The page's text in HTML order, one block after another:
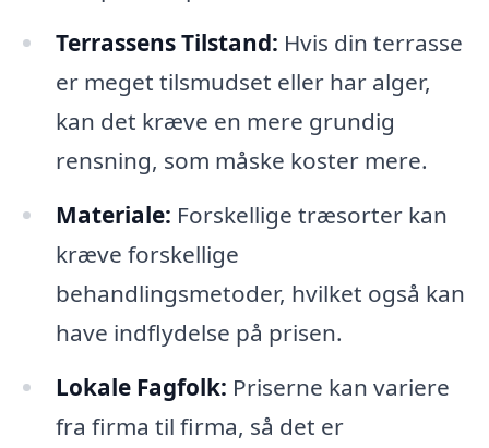
Terrassens Tilstand: Hvis din terrasse
er meget tilsmudset eller har alger,
kan det kræve en mere grundig
rensning, som måske koster mere.
Materiale: Forskellige træsorter kan
kræve forskellige
behandlingsmetoder, hvilket også kan
have indflydelse på prisen.
Lokale Fagfolk: Priserne kan variere
fra firma til firma, så det er